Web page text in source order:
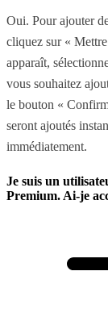
Oui. Pour ajouter
cliquez sur «
apparaît,
vous souhaitez
le bouton «
seront ajoutés
immédiatement.
Je suis un
Premium. Ai-je